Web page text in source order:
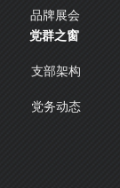
品牌展会
支部架构
党务动态
党群之窗